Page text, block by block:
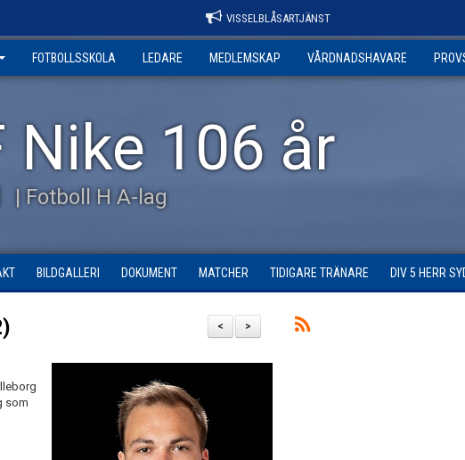
VISSELBLÅSARTJÄNST
FOTBOLLSSKOLA LEDARE MEDLEMSKAP VÅRDNADSHAVARE
Nike 106 år
| Fotboll H A-lag
BILDGALLERI DOKUMENT MATCHER TIDIGARE TRÄNARE DIV 5 HERR
>
<
som